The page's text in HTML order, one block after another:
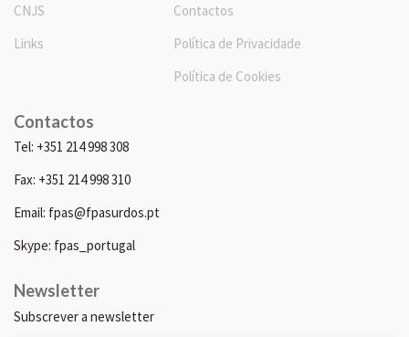
CNJS
Links
Contactos
Política de Privacidade
Política de Cookies
Contactos
Tel: +351 214 998 308
Fax: +351 214 998 310
Email: fpas@fpasurdos.pt
Skype: fpas_portugal
Newsletter
Subscrever a newsletter